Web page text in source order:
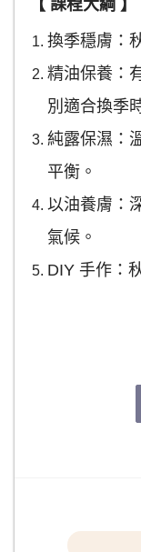
【 課程大綱 】
換季穩膚：
精油保養：
別適合換季
純露保濕：
平衡。
以油養膚：
氣候。
DIY 手作：